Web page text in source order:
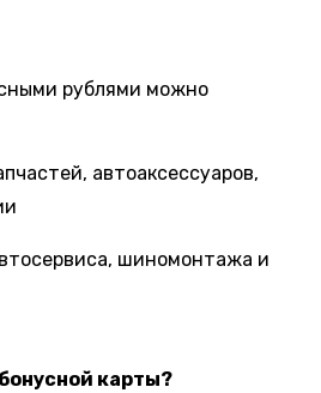
рублями можно
автоаксессуаров,
шиномонтажа и
карты?